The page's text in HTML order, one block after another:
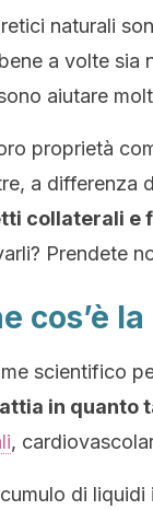
naturali
a volte sia
aiutare
proprietà
a differenza
collaterali e
Prendete
cos’è
scientifico
in quanto
,
di